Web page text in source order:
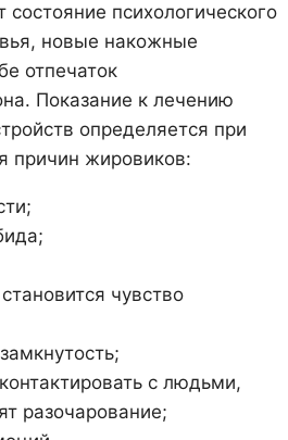
состояние психологического
новые накожные
отпечаток
Показание к лечению
определяется при
причин жировиков:
чувство
с людьми,
разочарование;